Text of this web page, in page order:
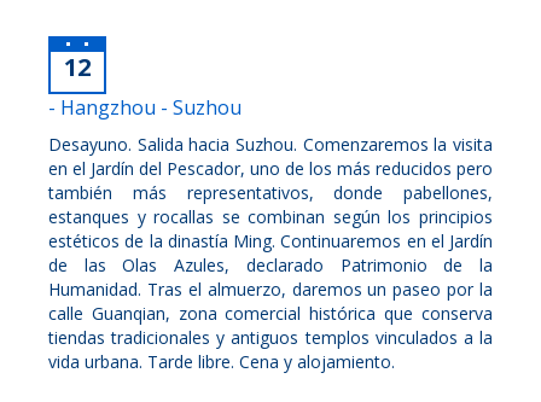
12
- Hangzhou - Suzhou
Desayuno. Salida hacia Suzhou. Comenzaremos la visita
en el Jardín del Pescador, uno de los más reducidos pero
también más representativos, donde pabellones,
estanques y rocallas se combinan según los principios
estéticos de la dinastía Ming. Continuaremos en el Jardín
de las Olas Azules, declarado Patrimonio de la
Humanidad. Tras el almuerzo, daremos un paseo por la
calle Guanqian, zona comercial histórica que conserva
tiendas tradicionales y antiguos templos vinculados a la
vida urbana. Tarde libre. Cena y alojamiento.